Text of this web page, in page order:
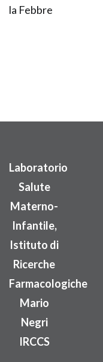
la Febbre
Laboratorio
Salute
Materno-
Infantile,
Istituto di
Ricerche
Farmacologiche
Mario
Negri
IRCCS